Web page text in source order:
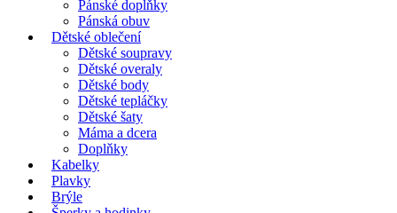
Pánské doplňky
Pánská obuv
Dětské oblečení
Dětské soupravy
Dětské overaly
Dětské body
Dětské tepláčky
Dětské šaty
Máma a dcera
Doplňky
Kabelky
Plavky
Brýle